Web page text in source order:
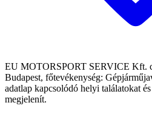
EU MOTORSPORT SERVICE Kft.
Budapest, főtevékenység:
adatlap kapcsolódó helyi találatokat
megjelenít.